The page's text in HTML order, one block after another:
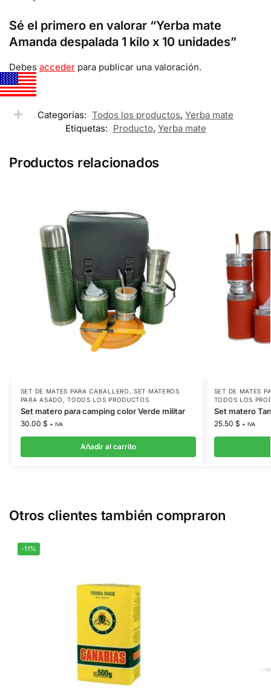
Sé el primero en valorar “Yerba mate
Amanda despalada 1 kilo x 10 unidades”
Debes acceder para publicar una valoración.
Categorías: Todos los productos, Yerba mate
Etiquetas: Producto, Yerba mate
Productos relacionados
SET DE MATES PARA CABALLERO ,SET MATEROS
PARA ASADO ,TODOS LOS PRODUCTOS
Set matero para camping color Verde militar
30.00 $ + IVA
Añadir al carrito
SET DE MATES
TODOS LOS
Set matero
25.50 $ + IVA
Otros clientes también compraron
-11%